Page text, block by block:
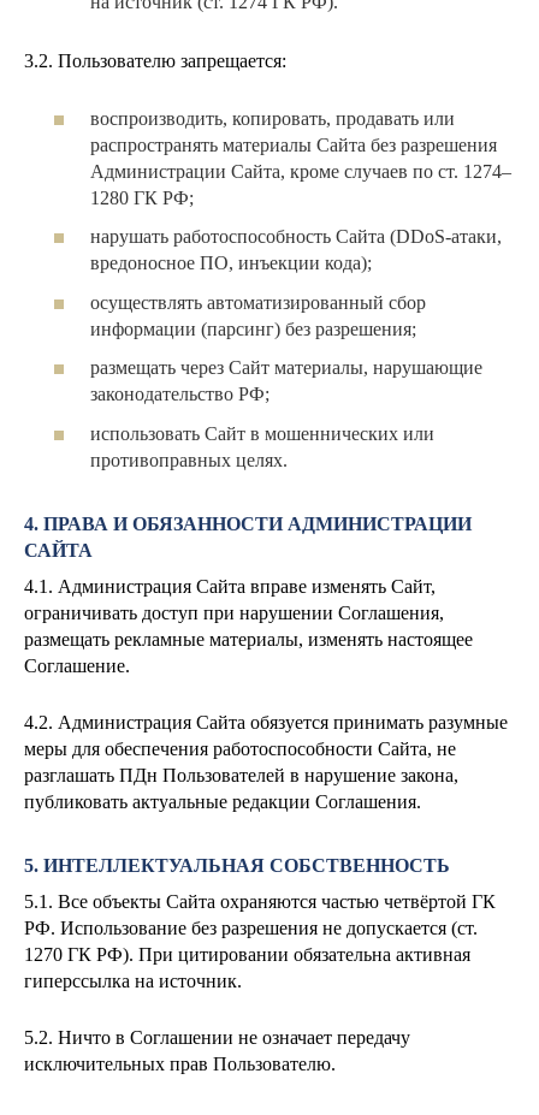
3.2. Пользователю запрещается:
воспроизводить, копировать, продавать или
распространять материалы Сайта без разрешения
Администрации Сайта, кроме случаев по ст. 1274–
1280 ГК РФ;
нарушать работоспособность Сайта (DDoS-атаки,
вредоносное ПО, инъекции кода);
осуществлять автоматизированный сбор
информации (парсинг) без разрешения;
размещать через Сайт материалы, нарушающие
законодательство РФ;
использовать Сайт в мошеннических или
противоправных целях.
4. ПРАВА И ОБЯЗАННОСТИ АДМИНИСТРАЦИИ
САЙТА
4.1. Администрация Сайта вправе изменять Сайт,
ограничивать доступ при нарушении Соглашения,
размещать рекламные материалы, изменять настоящее
Соглашение.
4.2. Администрация Сайта обязуется принимать разумные
меры для обеспечения работоспособности Сайта, не
разглашать ПДн Пользователей в нарушение закона,
публиковать актуальные редакции Соглашения.
5. ИНТЕЛЛЕКТУАЛЬНАЯ СОБСТВЕННОСТЬ
5.1. Все объекты Сайта охраняются частью четвёртой ГК
РФ. Использование без разрешения не допускается (ст.
1270 ГК РФ). При цитировании обязательна активная
гиперссылка на источник.
5.2. Ничто в Соглашении не означает передачу
исключительных прав Пользователю.